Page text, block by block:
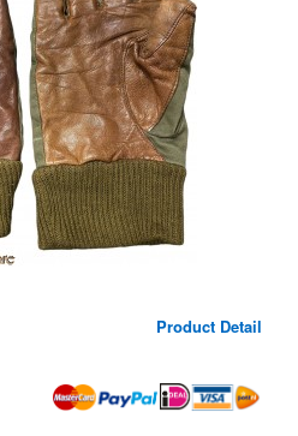
Product Detail